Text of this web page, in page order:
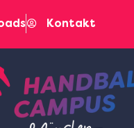
Kontakt